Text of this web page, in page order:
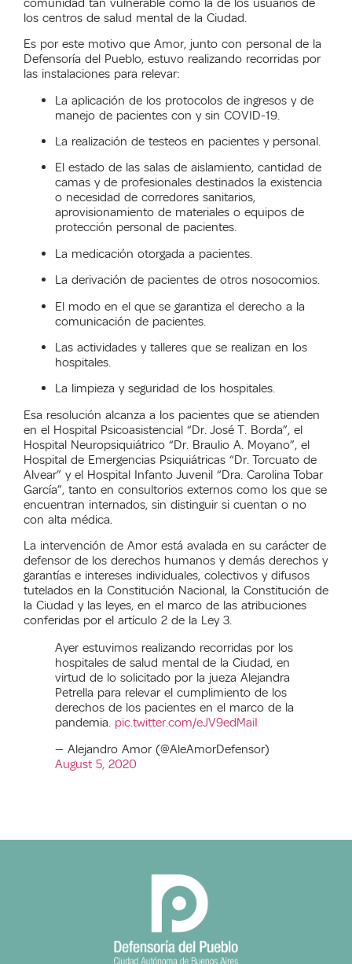
los centros de salud mental de la Ciudad.
Es por este motivo que Amor, junto con personal de la
Defensoría del Pueblo, estuvo realizando recorridas por
las instalaciones para relevar:
La aplicación de los protocolos de ingresos y de
manejo de pacientes con y sin COVID-19.
La realización de testeos en pacientes y personal.
El estado de las salas de aislamiento, cantidad de
camas y de profesionales destinados la existencia
o necesidad de corredores sanitarios,
aprovisionamiento de materiales o equipos de
protección personal de pacientes.
La medicación otorgada a pacientes.
La derivación de pacientes de otros nosocomios.
El modo en el que se garantiza el derecho a la
comunicación de pacientes.
Las actividades y talleres que se realizan en los
hospitales.
La limpieza y seguridad de los hospitales.
Esa resolución alcanza a los pacientes que se atienden
en el Hospital Psicoasistencial “Dr. José T. Borda”, el
Hospital Neuropsiquiátrico “Dr. Braulio A. Moyano”, el
Hospital de Emergencias Psiquiátricas “Dr. Torcuato de
Alvear” y el Hospital Infanto Juvenil “Dra. Carolina Tobar
García”, tanto en consultorios externos como los que se
encuentran internados, sin distinguir si cuentan o no
con alta médica.
La intervención de Amor está avalada en su carácter de
defensor de los derechos humanos y demás derechos y
garantías e intereses individuales, colectivos y difusos
tutelados en la Constitución Nacional, la Constitución de
la Ciudad y las leyes, en el marco de las atribuciones
conferidas por el artículo 2 de la Ley 3.
Ayer estuvimos realizando recorridas por los
hospitales de salud mental de la Ciudad, en
virtud de lo solicitado por la jueza Alejandra
Petrella para relevar el cumplimiento de los
derechos de los pacientes en el marco de la
pandemia. pic.twitter.com/eJV9edMaiI
— Alejandro Amor (@AleAmorDefensor)
August 5, 2020